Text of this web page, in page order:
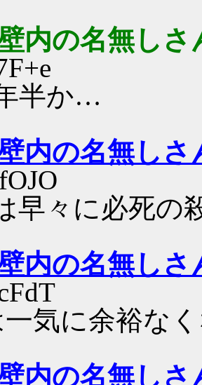
内の名無しさ
半か…
内の名無しさ
早々に必死の
内の名無しさ
気に余裕な
内の名無しさ